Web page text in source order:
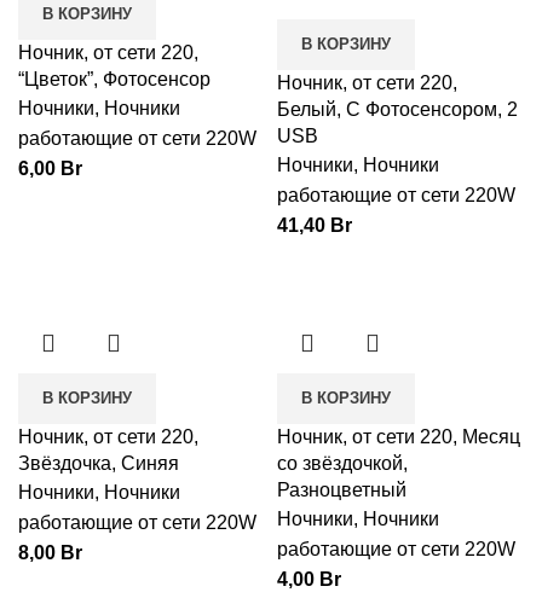
В КОРЗИНУ
Ночник, от сети 220,
“Цветок”, Фотосенсор
Ночники, Ночники
работающие от сети 220W
6,00 Br
В КОРЗИНУ
Ночник, от сети 220,
Белый, С Фотосенсором, 2
USB
Ночники, Ночники
работающие от сети 220W
41,40 Br
В КОРЗИНУ
Ночник, от сети 220,
Звёздочка, Синяя
Ночники, Ночники
работающие от сети 220W
8,00 Br
В КОРЗИНУ
Ночник, от сети 220, Месяц
со звёздочкой,
Разноцветный
Ночники, Ночники
работающие от сети 220W
4,00 Br